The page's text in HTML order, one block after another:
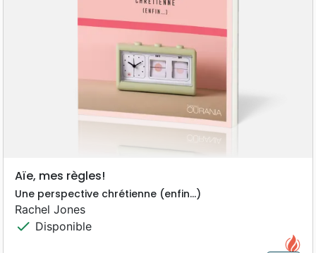
Aïe, mes règles!
Une perspective chrétienne (enfin…)
Rachel Jones
check Disponible